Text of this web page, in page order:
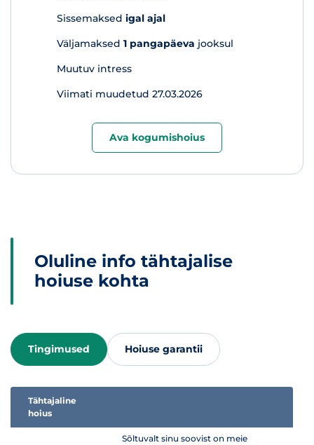
Sissemaksed igal ajal
Väljamaksed 1 pangapäeva jooksul
Muutuv intress
Viimati muudetud 27.03.2026
Ava kogumishoius
Oluline info tähtajalise
hoiuse kohta
Tingimused Hoiuse garantii
Tähtajaline
hoius
Sõltuvalt sinu soovist on meie